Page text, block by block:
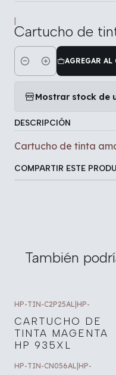
|
Cartucho de
Cantidad
AGREGAR
Mostrar stock de
DESCRIPCIÓN
Cartucho de tinta
COMPARTIR ESTE
También
HP-TIN-C2P25AL HP-
CARTUCHO DE
TINTA MAGENTA
HP 935XL
HP-TIN-CN056AL|HP-